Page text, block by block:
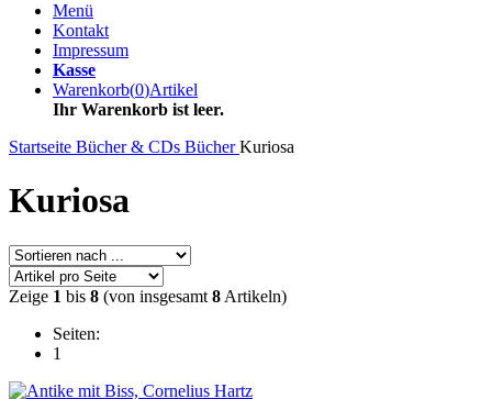
Menü
Kontakt
Impressum
Kasse
Warenkorb(0)Artikel
Ihr Warenkorb ist leer.
Startseite Bücher & CDs Bücher Kuriosa
Kuriosa
Zeige 1 bis 8 (von insgesamt 8 Artikeln)
Seiten:
1